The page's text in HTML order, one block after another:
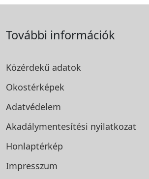
További információk
Közérdekű adatok
Okostérképek
Adatvédelem
Akadálymentesítési nyilatkozat
Honlaptérkép
Impresszum